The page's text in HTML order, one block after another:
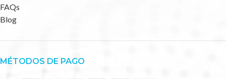
FAQs
Blog
MÉTODOS DE PAGO